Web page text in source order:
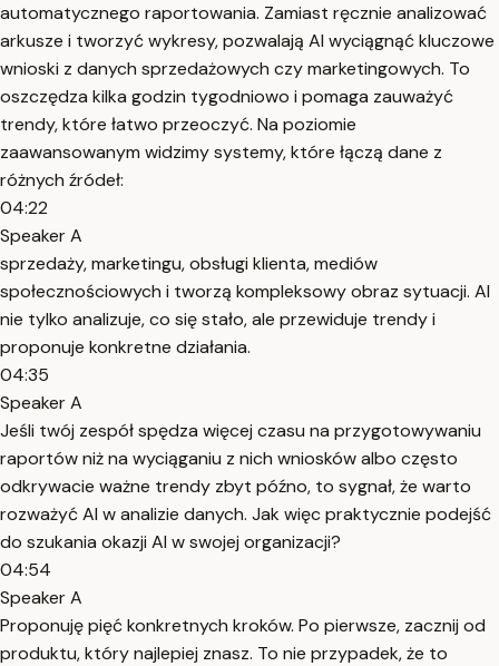
automatycznego raportowania. Zamiast ręcznie analizować
arkusze i tworzyć wykresy, pozwalają AI wyciągnąć kluczowe
wnioski z danych sprzedażowych czy marketingowych. To
oszczędza kilka godzin tygodniowo i pomaga zauważyć
trendy, które łatwo przeoczyć. Na poziomie
zaawansowanym widzimy systemy, które łączą dane z
różnych źródeł:
04:22
Speaker A
sprzedaży, marketingu, obsługi klienta, mediów
społecznościowych i tworzą kompleksowy obraz sytuacji. AI
nie tylko analizuje, co się stało, ale przewiduje trendy i
proponuje konkretne działania.
04:35
Speaker A
Jeśli twój zespół spędza więcej czasu na przygotowywaniu
raportów niż na wyciąganiu z nich wniosków albo często
odkrywacie ważne trendy zbyt późno, to sygnał, że warto
rozważyć AI w analizie danych. Jak więc praktycznie podejść
do szukania okazji AI w swojej organizacji?
04:54
Speaker A
Proponuję pięć konkretnych kroków. Po pierwsze, zacznij od
produktu, który najlepiej znasz. To nie przypadek, że to